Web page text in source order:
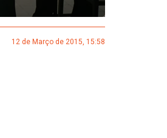
12 de Março de 2015, 15:58